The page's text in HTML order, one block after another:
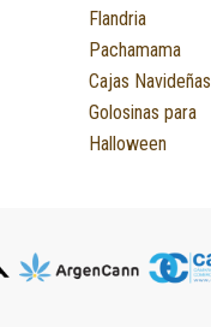
Flandria
Pachamama
Cajas Navideñas
Golosinas para
Halloween